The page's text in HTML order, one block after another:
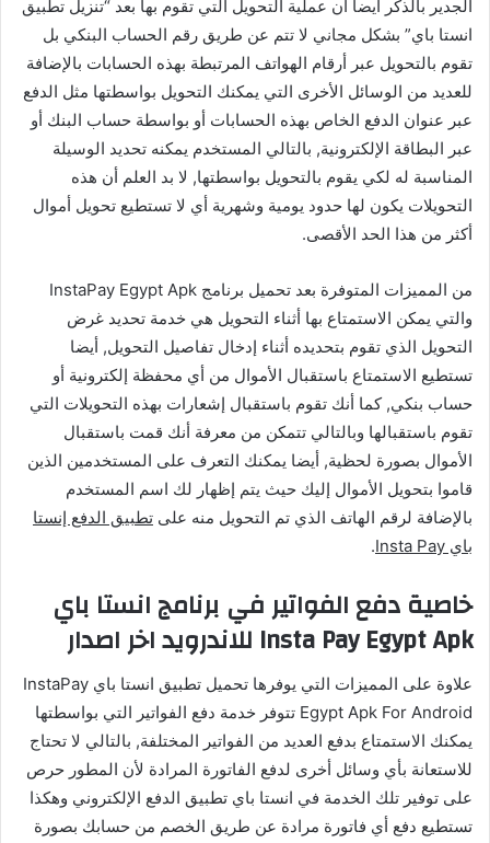
الجدير بالذكر أيضا أن عملية التحويل التي تقوم بها بعد “تنزيل تطبيق
انستا باي” بشكل مجاني لا تتم عن طريق رقم الحساب البنكي بل
تقوم بالتحويل عبر أرقام الهواتف المرتبطة بهذه الحسابات بالإضافة
للعديد من الوسائل الأخرى التي يمكنك التحويل بواسطتها مثل الدفع
عبر عنوان الدفع الخاص بهذه الحسابات أو بواسطة حساب البنك أو
عبر البطاقة الإلكترونية, بالتالي المستخدم يمكنه تحديد الوسيلة
المناسبة له لكي يقوم بالتحويل بواسطتها, لا بد العلم أن هذه
التحويلات يكون لها حدود يومية وشهرية أي لا تستطيع تحويل أموال
أكثر من هذا الحد الأقصى.
من المميزات المتوفرة بعد تحميل برنامج InstaPay Egypt Apk
والتي يمكن الاستمتاع بها أثناء التحويل هي خدمة تحديد غرض
التحويل الذي تقوم بتحديده أثناء إدخال تفاصيل التحويل, أيضا
تستطيع الاستمتاع باستقبال الأموال من أي محفظة إلكترونية أو
حساب بنكي, كما أنك تقوم باستقبال إشعارات بهذه التحويلات التي
تقوم باستقبالها وبالتالي تتمكن من معرفة أنك قمت باستقبال
الأموال بصورة لحظية, أيضا يمكنك التعرف على المستخدمين الذين
قاموا بتحويل الأموال إليك حيث يتم إظهار لك اسم المستخدم
بالإضافة لرقم الهاتف الذي تم التحويل منه على تطبيق الدفع إنستا
باي Insta Pay
.
خاصية دفع الفواتير في برنامج انستا باي
Insta Pay Egypt Apk للاندرويد اخر اصدار
علاوة على المميزات التي يوفرها تحميل تطبيق انستا باي InstaPay
Egypt Apk For Android تتوفر خدمة دفع الفواتير التي بواسطتها
يمكنك الاستمتاع بدفع العديد من الفواتير المختلفة, بالتالي لا تحتاج
للاستعانة بأي وسائل أخرى لدفع الفاتورة المرادة لأن المطور حرص
على توفير تلك الخدمة في انستا باي تطبيق الدفع الإلكتروني وهكذا
تستطيع دفع أي فاتورة مرادة عن طريق الخصم من حسابك بصورة